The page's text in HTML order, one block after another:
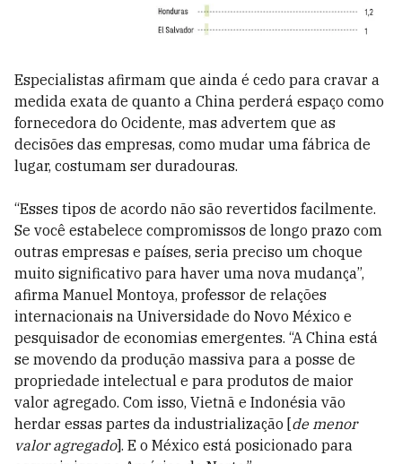
Especialistas afirmam que ainda é cedo para cravar a
medida exata de quanto a China perderá espaço como
fornecedora do Ocidente, mas advertem que as
decisões das empresas, como mudar uma fábrica de
lugar, costumam ser duradouras.
“Esses tipos de acordo não são revertidos facilmente.
Se você estabelece compromissos de longo prazo com
outras empresas e países, seria preciso um choque
muito significativo para haver uma nova mudança”,
afirma Manuel Montoya, professor de relações
internacionais na Universidade do Novo México e
pesquisador de economias emergentes. “A China está
se movendo da produção massiva para a posse de
propriedade intelectual e para produtos de maior
valor agregado. Com isso, Vietnã e Indonésia vão
herdar essas partes da industrialização [de menor
valor agregado]. E o México está posicionado para